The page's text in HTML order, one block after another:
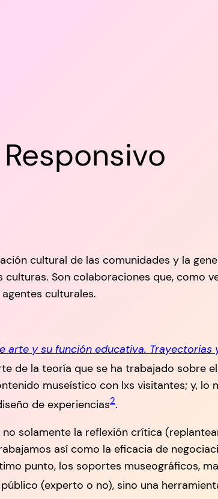
cultural de las comunidades y la
Son colaboraciones que, como
culturales.
arte y su función educativa. Trayectorias
de la teoría que se ha trabajado sobre
museístico con lxs visitantes; y, lo
de experiencias2.
solamente la reflexión crítica
así como la eficacia de
punto, los soportes museográficos,
(experto o no), sino una